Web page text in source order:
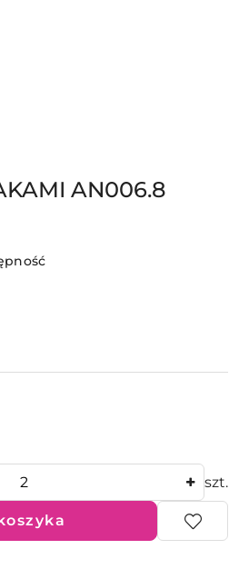
AN006.8
szt.